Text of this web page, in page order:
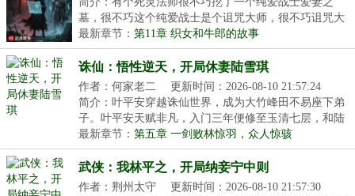
墓，很不巧这个纯爱战士是个诅咒大师，很不巧诅咒大
师正...
最新章节： 第11章 织女和牛郎的故事
诛仙：悟性逆天，开局休妻陆雪琪
作者：何家老二
更新时间：2026-08-10 21:57:24
简介：叶平安穿越诛仙世界，成为大竹峰田不易座下弟
子。叶平安天赋非凡，入门三年便修至玉清七层，和陆
雪...
最新章节： 第五章 一剑败林惊羽，众人惊骇
武侠：我林平之，开局纳妾宁中则
作者：荆州太守
更新时间：2026-08-10 21:57:30